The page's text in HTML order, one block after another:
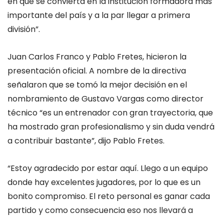
importante del país y a la par llegar a primera
división”.
Juan Carlos Franco y Pablo Fretes, hicieron la
presentación oficial. A nombre de la directiva
señalaron que se tomó la mejor decisión en el
nombramiento de Gustavo Vargas como director
técnico “es un entrenador con gran trayectoria, que
ha mostrado gran profesionalismo y sin duda vendrá
a contribuir bastante”, dijo Pablo Fretes.
“Estoy agradecido por estar aquí. Llego a un equipo
donde hay excelentes jugadores, por lo que es un
bonito compromiso. El reto personal es ganar cada
partido y como consecuencia eso nos llevará a